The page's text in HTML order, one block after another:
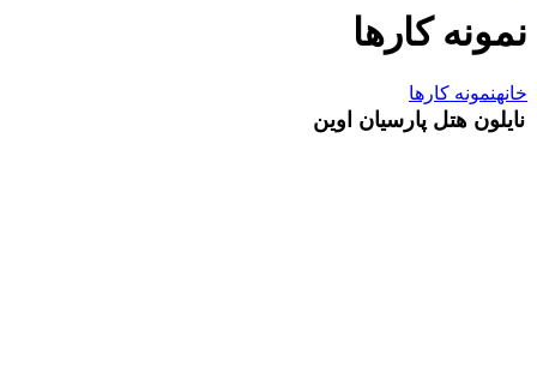
نمونه کارها
خانهنمونه کارها
نایلون هتل پارسیان اوین